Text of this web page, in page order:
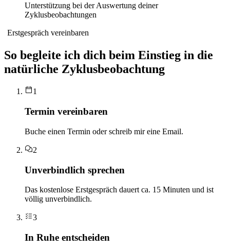
Unterstützung bei der Auswertung deiner
Zyklusbeobachtungen​​​​‌ ‍ ​‍​‍‌‍ ‌ ​‍‌‍‍‌‌‍‌ ‌‍‍‌‌‍ ‍​‍​‍​ ‍‍​‍​‍‌ ​ ‌‍​‌‌‍ ‍‌‍‍‌‌ ‌​‌ ‍‌​‍ ‍‌‍‍‌‌‍ ​‍​‍​‍ ​​‍​‍‌‍‍​‌ ​‍‌‍‌‌‌‍‌‍​‍​‍​ ‍‍​‍​‍​‍ ‌ ​ ‌ ‌​‌ ‌‌‌‍‌​‌‍‍‌‌‍ ​‍ ‌‍‍‌‌‍ ‍‌ ‌​‌‍‌‌‌‍ ‍‌ ‌​​‍ ‌‍‌‌‌‍‌​‌‍‍‌‌ ‌​​‍ ‌‍ ‌‌‍ ‌‍‌​‌‍‌‌​ ‌‌ ​​‌ ​‍‌‍‌‌‌ ​ ‌‍‌‌‌‍ ‍‌ ‌​‌‍​‌‌ ‌​‌‍‍‌‌‍ ‌‍ ‍​ ‍ ‌‍‍‌‌‍‌​​ ‌‌‍​ ‌‍ ‌‍ ‍‌ ​ ‌ ‌‌‌‍ ​‌ ‌​‌‍​‌‌‍ ‍‌ ‌​‌‌​​‌‍​‌‌‍‌ ‌‍‌‌‌​‌​‌‍‌‌‌‍‌‍‌‍​‌‌ ‌‌‌‍ ​‌ ‌​‌ ​ ​ ‍ ‌ ‌​‌ ‍‌‌ ​​‌‍‌‌​ ‌‌‍​ ‌‍ ‌‍ ‍‌ ​ ‌ ‌‌‌‍ ​‌ ‌​‌‍​‌‌‍ ‍‌ ‌​‌‌​​‌‍​‌‌‍‌ ‌‍‌‌‌​‌​‌‍‌‌‌‍‌‍‌‍​‌‌ ‌‌‌‍ ​‌ ‌​‌ ​ ​ ‍ ‌ ​​‌‍​‌‌ ‌​‌‍‍​​ ‌‌‍‌‌‌ ‍​‌ ​​‌‍‌‌‌‍​ ‌ ‌​‌‍​‌‌ ‌​‌‍‍‌‌‍ ‌‍ ‍‌ ​ ‌‌​ ‌‍‌‌‌‍​ ‌ ‌​‌‍‍‌‌‍ ‌‍ ‍​‍ ‍‌‍​‍‌‍‌‌‌‍ ‍‌‍‌‌‌‍‌‍‌‍‍‌‌ ‌​‌ ​ ​‍‌‌​ ‌‌‌​​‍‌‌ ‌‍‍ ‌‍‌‌‌ ‍‌​‍‌‌​ ​ ‌​‌​​‍‌‌​ ​ ‌​‌​​‍‌‌​ ​‍​ ​‍‌‍‌‍​ ‌‍​ ‌ ​ ​‍‌‍​‌​ ‍‌‌‍‌​​ ​‌​ ​‌‌‍‌‍​ ‌‌‌‍‌​​‍‌‌​ ​‍​ ​‍​‍‌‌​ ‌‌‌​‌​​‍ ‍‌ ‌​‌‍‌‌‌ ‍​‌ ‌​​ ‌‍​‍‌‍​‌‌ ​ ‌‍‌‌‌‌‌‌‌ ​‍‌‍ ​​ ‌​‍‌‌​ ​‍‌​‌‍‌ ​ ‌ ‌​‌ ‌‌‌‍‌​‌‍‍‌‌‍ ​‍‌‍‌‍‍‌‌‍‌​​ ‌‌‍​ ‌‍ ‌‍ ‍‌ ​ ‌ ‌‌‌‍ ​‌ ‌​‌‍​‌‌‍ ‍‌ ‌​‌‌​​‌‍​‌‌‍‌ ‌‍‌‌‌​‌​‌‍‌‌‌‍‌‍‌‍​‌‌ ‌‌‌‍ ​‌ ‌​‌ ​ ​‍‌‍‌ ‌​‌ ‍‌‌ ​​‌‍‌‌​ ‌‌‍​ ‌‍ ‌‍ ‍‌ ​ ‌ ‌‌‌‍ ​‌ ‌​‌‍​‌‌‍ ‍‌ ‌​‌‌​​‌‍​‌‌‍‌ ‌‍‌‌‌​‌​‌‍‌‌‌‍‌‍‌‍​‌‌ ‌‌‌‍ ​‌ ‌​‌ ​ ​‍‌‍‌ ​​‌‍​‌‌ ‌​‌‍‍​​ ‌‌‍‌‌‌ ‍​‌ ​​‌‍‌‌‌‍​ ‌ ‌​‌‍​‌‌ ‌​‌‍‍‌‌‍ ‌‍ ‍‌ ​ ‌‌​ ‌‍‌‌‌‍​ ‌ ‌​‌‍‍‌‌‍ ‌‍ ‍​‍ ‍‌‍​‍‌‍‌‌‌‍ ‍‌‍‌‌‌‍‌‍‌‍‍‌‌ ‌​‌ ​ ​‍‌‌​ ‌‌‌​​‍‌‌ ‌‍‍ ‌‍‌‌‌ ‍‌​‍‌‌​ ​ ‌​‌​​‍‌‌​ ​ ‌​‌​​‍‌‌​ ​‍​ ​‍‌‍‌‍​ ‌‍​ ‌ ​ ​‍‌‍​‌​ ‍‌‌‍‌​​ ​‌​ ​‌‌‍‌‍​ ‌‌‌‍‌​​‍‌‌​ ​‍​ ​‍​‍‌‌​ ‌‌‌​‌​​‍ ‍‌ ‌​‌‍‌‌‌ ‍​‌ ‌​​‍‌‍‌ ​​‌‍‌‌‌ ​‍‌ ​ ‌ ​​‌‍‌‌‌‍​ ‌ ‌​‌‍‍‌‌ ‌‍‌‍‌‌​ ‌‌ ​​‌ ‌‌‌‍​‍‌‍ ​‌‍‍‌‌ ​ ‌‍‍​‌‍‌‌‌‍‌​​‍​‍‌ ‌
Erstgespräch vereinbaren
So begleite ich dich beim Einstieg in die
natürliche Zyklusbeobachtung
1
Termin vereinbaren
Buche einen Termin oder schreib mir eine Email.
2
Unverbindlich sprechen
Das kostenlose Erstgespräch dauert ca. 15 Minuten und ist
völlig unverbindlich.
3
In Ruhe entscheiden